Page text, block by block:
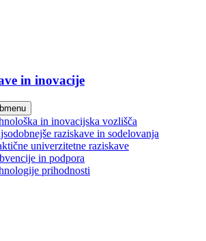
in inovacije
in inovacijska vozlišča
raziskave in sodelovanja
univerzitetne raziskave
in podpora
prihodnosti